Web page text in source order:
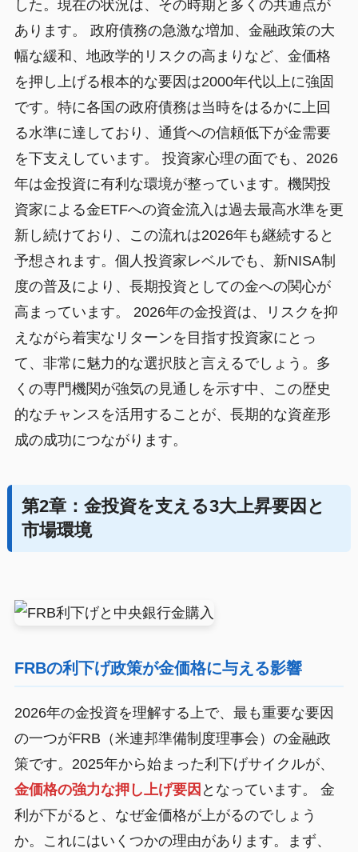
した。現在の状況は、その時期と多くの共通点が
あります。 政府債務の急激な増加、金融政策の大
幅な緩和、地政学的リスクの高まりなど、金価格
を押し上げる根本的な要因は2000年代以上に強固
です。特に各国の政府債務は当時をはるかに上回
る水準に達しており、通貨への信頼低下が金需要
を下支えしています。 投資家心理の面でも、2026
年は金投資に有利な環境が整っています。機関投
資家による金ETFへの資金流入は過去最高水準を更
新し続けており、この流れは2026年も継続すると
予想されます。個人投資家レベルでも、新NISA制
度の普及により、長期投資としての金への関心が
高まっています。 2026年の金投資は、リスクを抑
えながら着実なリターンを目指す投資家にとっ
て、非常に魅力的な選択肢と言えるでしょう。多
くの専門機関が強気の見通しを示す中、この歴史
的なチャンスを活用することが、長期的な資産形
成の成功につながります。
第2章：金投資を支える3大上昇要因と
市場環境
FRBの利下げ政策が金価格に与える影響
2026年の金投資を理解する上で、最も重要な要因
の一つがFRB（米連邦準備制度理事会）の金融政
策です。2025年から始まった利下げサイクルが、
金価格の強力な押し上げ要因 となっています。 金
利が下がると、なぜ金価格が上がるのでしょう
か。これにはいくつかの理由があります。まず、